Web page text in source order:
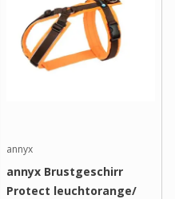
annyx
annyx Brustgeschirr
Protect leuchtorange/